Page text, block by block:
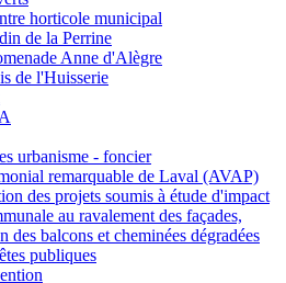
horticole municipal
de la Perrine
Anne d'Alègre
de l'Huisserie
urbanisme - foncier
remarquable de Laval (AVAP)
des projets soumis à étude d'impact
au ravalement des façades,
des balcons et cheminées dégradées
publiques